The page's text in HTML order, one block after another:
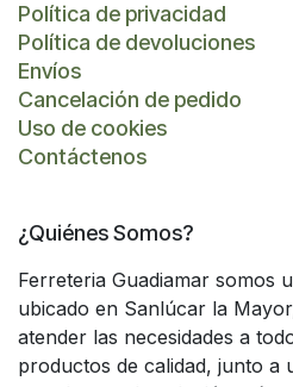
Política de privacidad
Política de devoluciones
Envíos
Cancelación de pedido
Uso de cookies
Contáctenos
¿Quiénes Somos?
Ferreteria Guadiamar somos
ubicado en Sanlúcar la
atender las necesidades a
productos de calidad, junto a